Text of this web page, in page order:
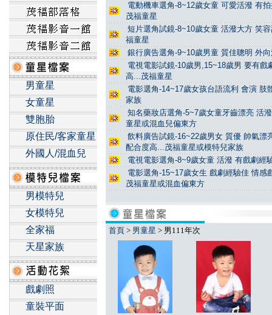
男童星
女童星
雙胞胎
原住民/客家童星
外國人/混血兒
男模特兒
女模特兒
全家福
天星家族
戲劇照
童裝平面
電動機車選角-8~12歲女童 可愛活潑 有
茂福童星
短片選角試鏡-8~10歲女童 活潑大方 笑
福童星
銀行廣告選角-9~10歲男童 質佳聰明 外
電視電影試鏡-10歲男,15~18歲男 要有
高...茂福童星
電影選角-14~17歲女孩台語流利 會演
家族
知名藥妝店選角-5~7歲女童牙齒漂亮 活
童星或混血兒偏東方
飲料廣告試鏡-16~22歲男女 質優 帥氣
配合度高...茂福童星或模特兒家族
電視電影選角-8~9歲女童 活潑 有戲劇
電影選角-15~17歲女生 戲劇經驗佳 情
茂福童星或混血偏東方
首頁> 男童星 > 男111年次